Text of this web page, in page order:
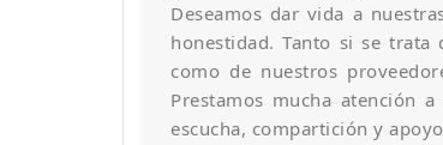
Deseamos dar vida a
honestidad. Tanto si se trata
como de nuestros
Prestamos mucha atención
escucha, compartición y